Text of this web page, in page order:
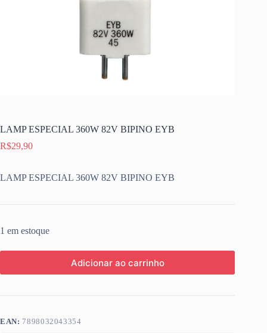
LAMP ESPECIAL 360W 82V BIPINO EYB
R$29,90
LAMP ESPECIAL 360W 82V BIPINO EYB
1 em estoque
Adicionar ao carrinho
EAN: 7898032043354